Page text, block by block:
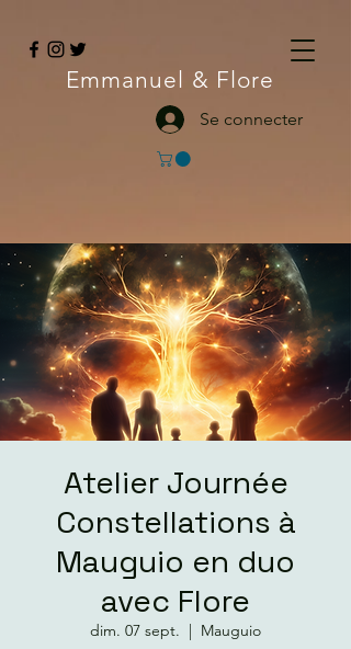
Emmanuel & Flore
Se connecter
Atelier Journée
Constellations à
Mauguio en duo
avec Flore
dim. 07 sept.
  |
Mauguio